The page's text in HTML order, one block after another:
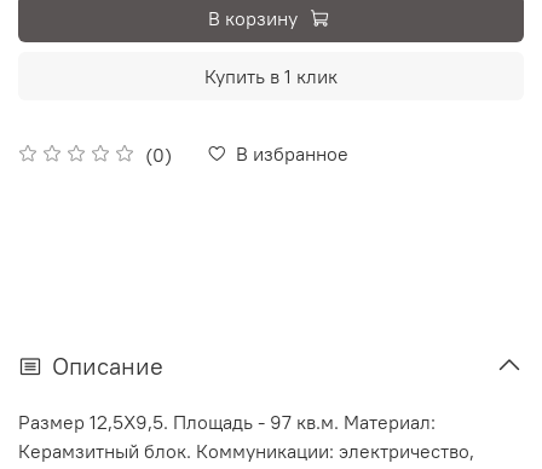
(0) В избранное
В корзину
Купить в 1 клик
Описание
Размер 12,5Х9,5. Площадь - 97 кв.м. Материал:
Керамзитный блок. Коммуникации: электричество,